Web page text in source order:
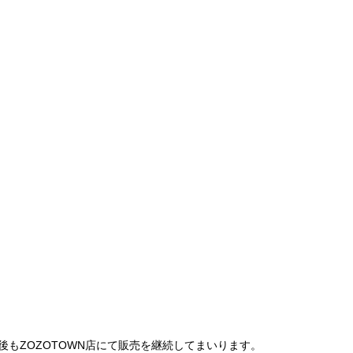
ZOZOTOWN店にて販売を継続してまいります。